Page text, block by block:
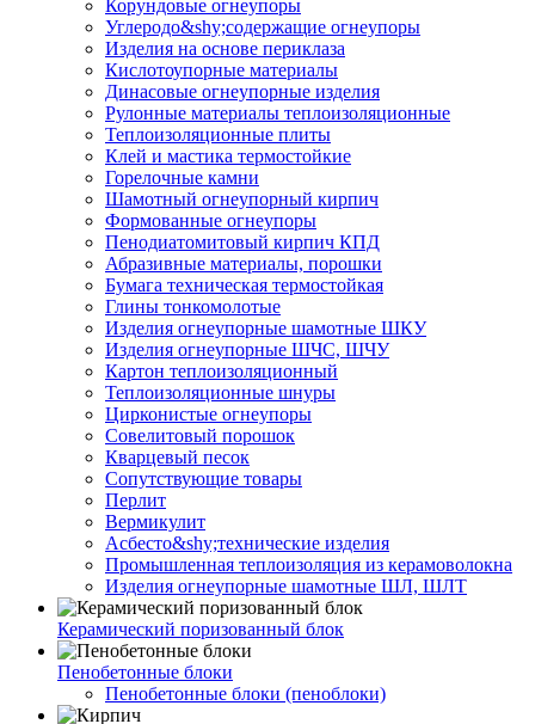
Корундовые огнеупоры
Углеродо&shy;содержащие огнеупоры
Изделия на основе периклаза
Кислотоупорные материалы
Динасовые огнеупорные изделия
Рулонные материалы теплоизоляционные
Тепло­изоляционные плиты
Клей и мастика термостойкие
Горелочные камни
Шамотный огнеупорный кирпич
Формованные огнеупоры
Пенодиатомитовый кирпич КПД
Абразивные материалы, порошки
Бумага техническая термостойкая
Глины тонкомолотые
Изделия огнеупорные шамотные ШКУ
Изделия огнеупорные ШЧС, ШЧУ
Картон теплоизоляционный
Теплоизоляционные шнуры
Цирконистые огнеупоры
Совелитовый порошок
Кварцевый песок
Сопутствующие товары
Перлит
Вермикулит
Асбесто&shy;технические изделия
Промышленная теплоизоляция из керамоволокна
Изделия огнеупорные шамотные ШЛ, ШЛТ
Керамический поризованный блок
Пенобетонные блоки
Пенобетонные блоки (пеноблоки)